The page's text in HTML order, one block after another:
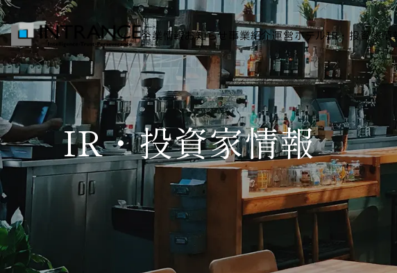
企業情報お知らせ 事業紹介運営ホテルIR・投資家情報
トップ
企業情報
会社概要
代表者挨拶
グループ一覧
経営理念
IR・投資家情報